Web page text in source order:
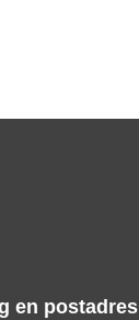
en postadres